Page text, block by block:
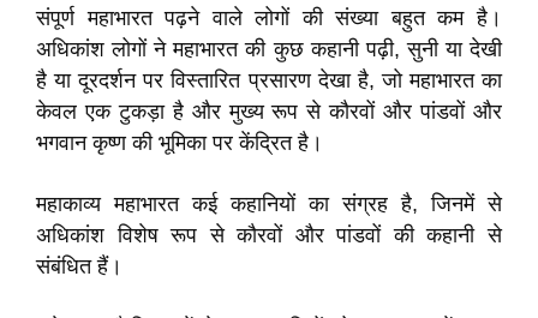
संपूर्ण महाभारत पढ़ने वाले लोगों की संख्या बहुत कम है।
अधिकांश लोगों ने महाभारत की कुछ कहानी पढ़ी, सुनी या देखी
है या दूरदर्शन पर विस्तारित प्रसारण देखा है, जो महाभारत का
केवल एक टुकड़ा है और मुख्य रूप से कौरवों और पांडवों और
भगवान कृष्ण की भूमिका पर केंद्रित है।
महाकाव्य महाभारत कई कहानियों का संग्रह है, जिनमें से
अधिकांश विशेष रूप से कौरवों और पांडवों की कहानी से
संबंधित हैं।